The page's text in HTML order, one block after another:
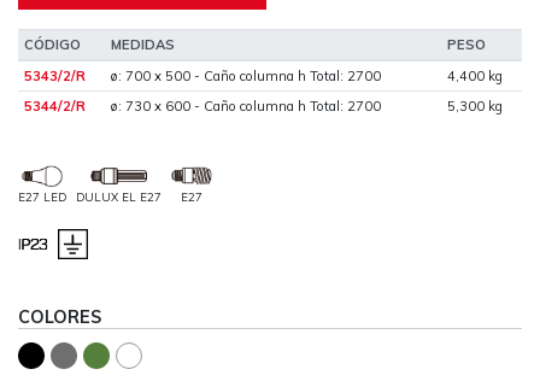
CÓDIGO MEDIDAS
PESO
5343/2/R
ø: 700 x 500 - Caño columna h Total: 2700
4,400 kg
5344/2/R
ø: 730 x 600 - Caño columna h Total: 2700 5,300 kg
E27 LED DULUX EL E27 E27
COLORES